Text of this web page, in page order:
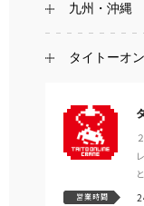
九州・沖縄
タイトーオ
営業時間